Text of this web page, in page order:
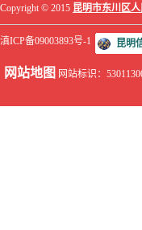
Copyright © 2015 昆明市东川区
滇ICP备09003893号-1 昆明
网站地图 网站标识：